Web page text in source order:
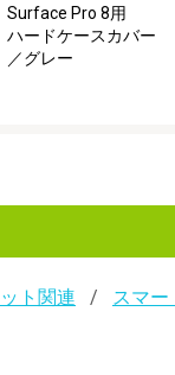
Surface Pro 8用
ハードケースカバー
／グレー
ト関連 スマー